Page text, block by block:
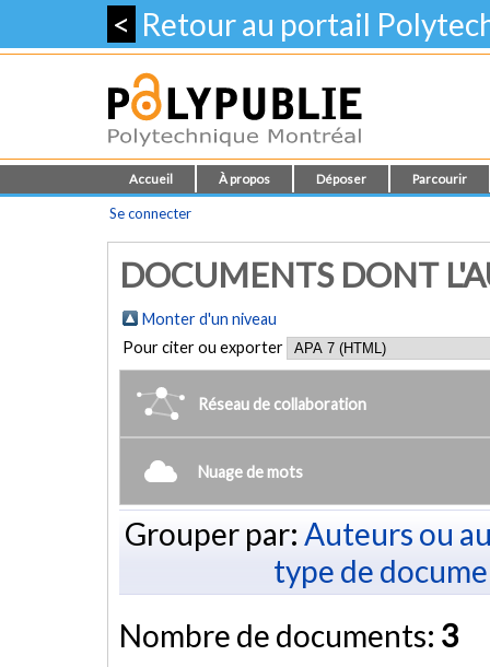
< Retour au portail
Accueil À propos Déposer Parcourir
Se connecter
DOCUMENTS DONT
Monter d'un niveau
Pour citer ou exporter
Réseau de collaboration
Nuage de mots
Grouper par: Auteurs ou
type de
Nombre de documents: 3